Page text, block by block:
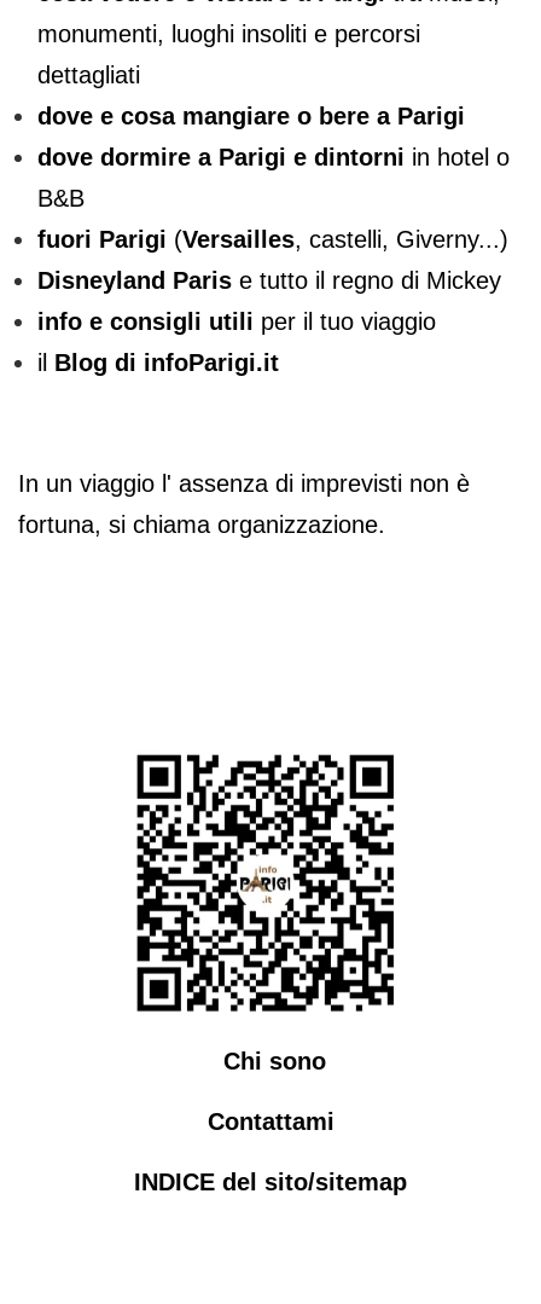
monumenti, luoghi insoliti e percorsi
dettagliati
dove e cosa mangiare o bere a Parigi
dove dormire a Parigi e dintorni in hotel o
B&B
fuori Parigi (Versailles, castelli, Giverny...)
Disneyland Paris e tutto il regno di Mickey
info e consigli utili per il tuo viaggio
il Blog di infoParigi.it
In un viaggio l' assenza di imprevisti non è
fortuna, si chiama organizzazione.
Chi sono
Contattami
INDICE del sito/sitemap